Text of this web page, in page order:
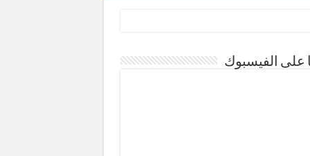
على الفيسبوك